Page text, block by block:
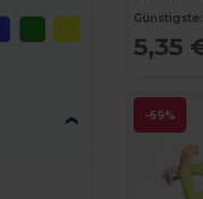
Günstigste:
5,35
-69%